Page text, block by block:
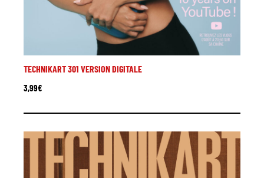
TECHNIKART 301 VERSION DIGITALE
3,99€